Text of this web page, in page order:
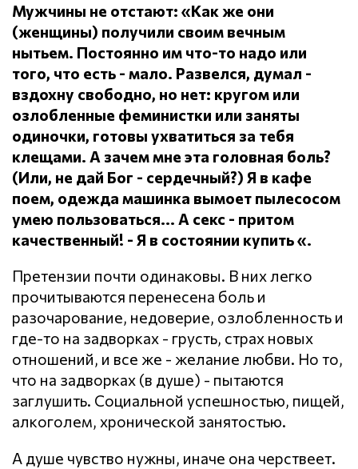
Мужчины не отстают: «Как же они
(женщины) получили своим вечным
нытьем. Постоянно им что-то надо или
того, что есть - мало. Развелся, думал -
вздохну свободно, но нет: кругом или
озлобленные феминистки или заняты
одиночки, готовы ухватиться за тебя
клещами. А зачем мне эта головная боль?
(Или, не дай Бог - сердечный?) Я в кафе
поем, одежда машинка вымоет пылесосом
умею пользоваться... А секс - притом
качественный! - Я в состоянии купить «.
Претензии почти одинаковы. В них легко
прочитываются перенесена боль и
разочарование, недоверие, озлобленность и
где-то на задворках - грусть, страх новых
отношений, и все же - желание любви. Но то,
что на задворках (в душе) - пытаются
заглушить. Социальной успешностью, пищей,
алкоголем, хронической занятостью.
А душе чувство нужны, иначе она черствеет.